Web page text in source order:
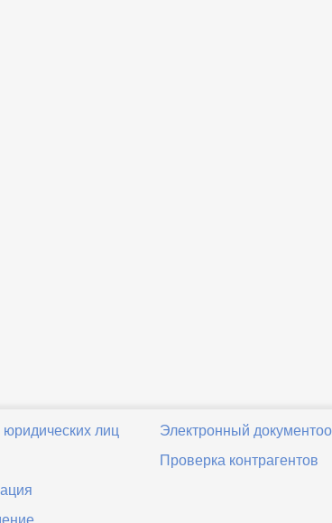
юридических лиц
Электронный
Проверка контрагентов